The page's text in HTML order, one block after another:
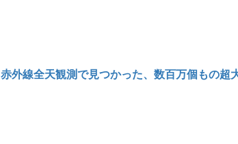
赤外線全天観測で見つかった、数百万個もの超